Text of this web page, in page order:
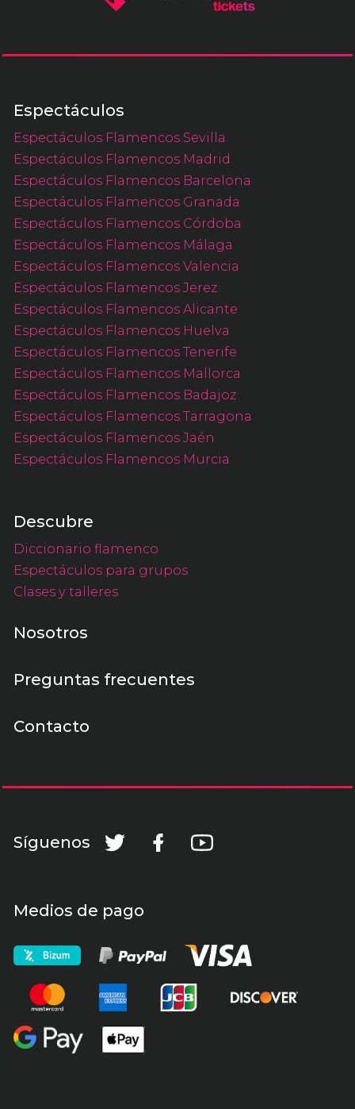
Espectáculos
Espectáculos Flamencos Sevilla
Espectáculos Flamencos Madrid
Espectáculos Flamencos Barcelona
Espectáculos Flamencos Granada
Espectáculos Flamencos Córdoba
Espectáculos Flamencos Málaga
Espectáculos Flamencos Valencia
Espectáculos Flamencos Jerez
Espectáculos Flamencos Alicante
Espectáculos Flamencos Huelva
Espectáculos Flamencos Tenerife
Espectáculos Flamencos Mallorca
Espectáculos Flamencos Badajoz
Espectáculos Flamencos Tarragona
Espectáculos Flamencos Jaén
Espectáculos Flamencos Murcia
Descubre
Diccionario flamenco
Espectáculos para grupos
Clases y talleres
Nosotros
Preguntas frecuentes
Contacto
Síguenos
Medios de pago